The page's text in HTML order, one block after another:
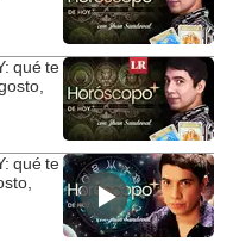
qué te
qué te